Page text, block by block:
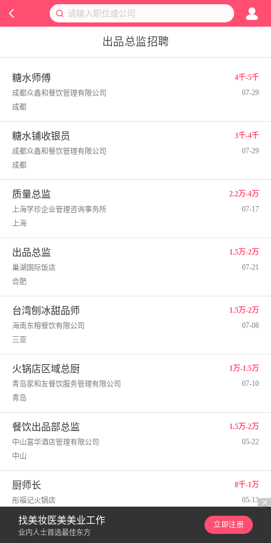
出品总监招聘
糖水师傅
4千-5千
成都众鑫和餐饮管理有限公司
07-29
成都
糖水铺收银员
3千-4千
成都众鑫和餐饮管理有限公司
07-29
成都
质量总监
2.2万-4万
上海学珍企业管理咨询事务所
07-17
上海
出品总监
1.5万-2万
巢湖国际饭店
07-21
合肥
台湾刨冰甜品师
1.5万-2万
海南东榕餐饮有限公司
07-08
三亚
火锅店区域总厨
1万-1.5万
青岛家和友餐饮服务管理有限公司
07-10
青岛
餐饮出品部总监
1.5万-2万
中山富华酒店管理有限公司
05-22
中山
厨师长
8千-1万
彤福记火锅店
05-13
大连
找美妆医美美业工作
业内人士首选最佳东方
立即注册